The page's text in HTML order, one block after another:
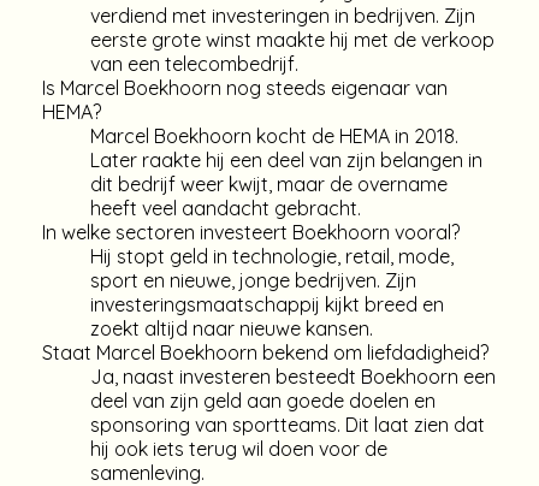
verdiend met investeringen in bedrijven. Zijn
eerste grote winst maakte hij met de verkoop
van een telecombedrijf.
Is Marcel Boekhoorn nog steeds eigenaar van
HEMA?
Marcel Boekhoorn kocht de HEMA in 2018.
Later raakte hij een deel van zijn belangen in
dit bedrijf weer kwijt, maar de overname
heeft veel aandacht gebracht.
In welke sectoren investeert Boekhoorn vooral?
Hij stopt geld in technologie, retail, mode,
sport en nieuwe, jonge bedrijven. Zijn
investeringsmaatschappij kijkt breed en
zoekt altijd naar nieuwe kansen.
Staat Marcel Boekhoorn bekend om liefdadigheid?
Ja, naast investeren besteedt Boekhoorn een
deel van zijn geld aan goede doelen en
sponsoring van sportteams. Dit laat zien dat
hij ook iets terug wil doen voor de
samenleving.